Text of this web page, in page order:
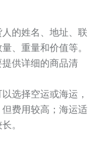
的姓名、地址、联
、重量和价值等。
供详细的商品清
选择空运或海运，
费用较高；海运适
。